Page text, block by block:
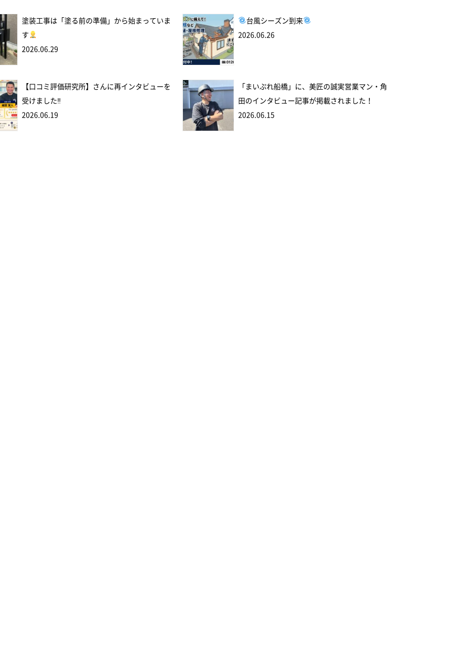
塗装工事は「塗る前の準備」から始まっていま
す
2026.06.29
台風シーズン到来
2026.06.26
【口コミ評価研究所】さんに再インタビューを
受けました‼
2026.06.19
「まいぷれ船橋」に、美匠の誠実営業マン・角
田のインタビュー記事が掲載されました！
2026.06.15